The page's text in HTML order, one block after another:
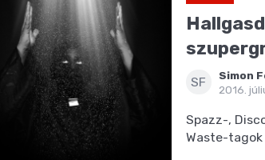
SF
Simon
2016.
Spazz-,
Waste-